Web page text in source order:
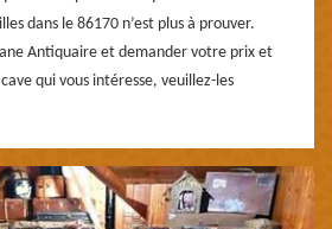
dans le 86170 n’est plus à prouver.
Antiquaire et demander votre prix et
qui vous intéresse, veuillez-les